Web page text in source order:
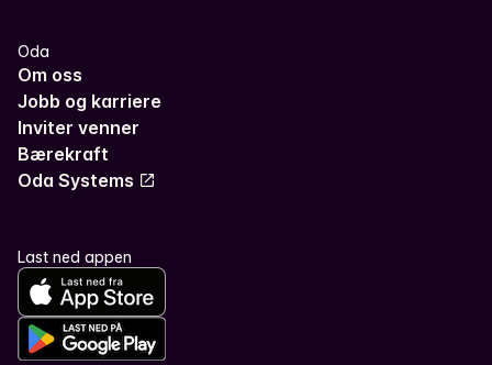
Oda
Om oss
Jobb og karriere
Inviter venner
Bærekraft
Oda Systems
Last ned appen